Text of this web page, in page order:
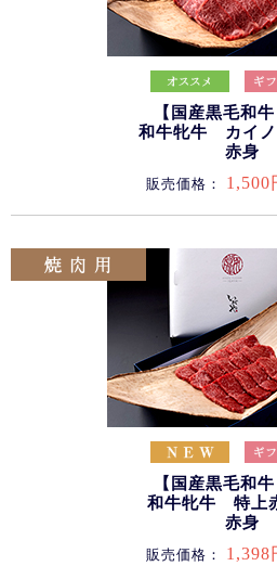
【国産黒毛和牛
和牛牝牛 カイノ
赤身
販売価格： 1,500
【国産黒毛和牛
和牛牝牛 特上
赤身
販売価格： 1,398